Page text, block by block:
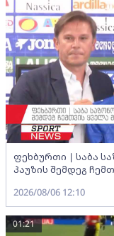
ფეხბურთი | საბა
პაუზის შემდეგ
2026/08/06 12:10
01:21